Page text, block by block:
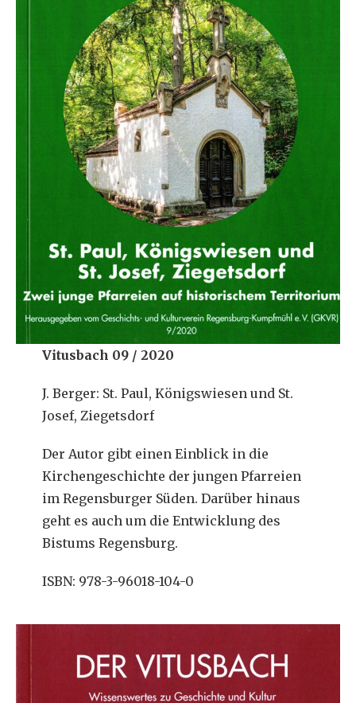
Vitusbach 09 / 2020
J. Berger: St. Paul, Königswiesen und St.
Josef, Ziegetsdorf
Der Autor gibt einen Einblick in die
Kirchengeschichte der jungen Pfarreien
im Regensburger Süden. Darüber hinaus
geht es auch um die Entwicklung des
Bistums Regensburg.
ISBN: 978-3-96018-104-0